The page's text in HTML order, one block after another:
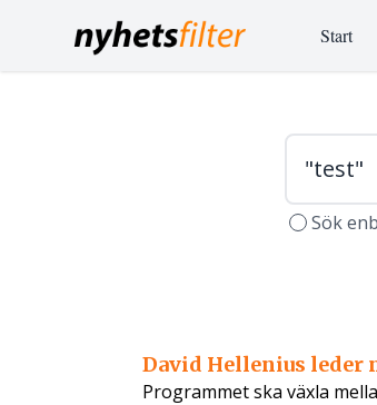
Start
Sök
David Hellenius
Programmet ska växla